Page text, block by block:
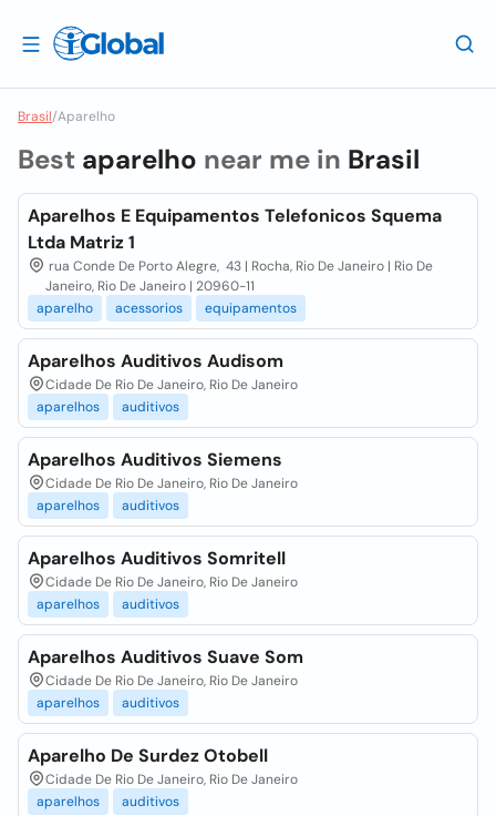
Brasil/Aparelho
Best aparelho near me in Brasil
Aparelhos E Equipamentos Telefonicos Squema
Ltda Matriz 1
rua Conde De Porto Alegre, 43 | Rocha, Rio De Janeiro | Rio De
Janeiro, Rio De Janeiro | 20960-11
aparelho
acessorios equipamentos
Aparelhos Auditivos Audisom
Cidade De Rio De Janeiro, Rio De Janeiro
aparelhos
auditivos
Aparelhos Auditivos Siemens
Cidade De Rio De Janeiro, Rio De Janeiro
aparelhos
auditivos
Aparelhos Auditivos Somritell
Cidade De Rio De Janeiro, Rio De Janeiro
aparelhos
auditivos
Aparelhos Auditivos Suave Som
Cidade De Rio De Janeiro, Rio De Janeiro
aparelhos
auditivos
Aparelho De Surdez Otobell
Cidade De Rio De Janeiro, Rio De Janeiro
aparelhos
auditivos